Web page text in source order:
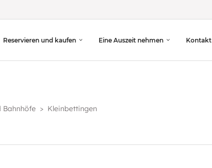
Reservieren und kaufen Eine Auszeit nehmen Kontakt
Bahnhöfe Kleinbettingen